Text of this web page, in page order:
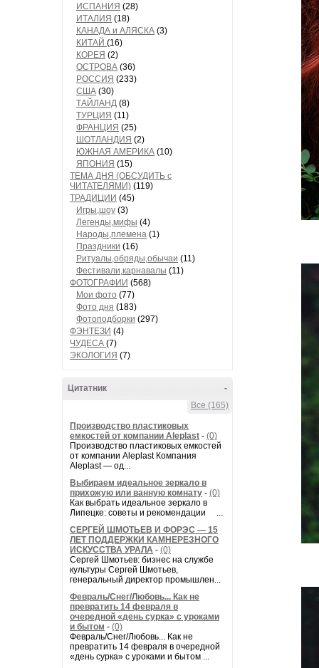
ИСПАНИЯ (28)
ИТАЛИЯ (18)
КАНАДА и АЛЯСКА (3)
КИТАЙ (16)
КОРЕЯ (2)
ОСТРОВА (36)
РОССИЯ (233)
США (30)
ТАЙЛАНД (8)
ТУРЦИЯ (11)
ФРАНЦИЯ (25)
ШОТЛАНДИЯ (2)
ЮЖНАЯ АМЕРИКА (10)
ЯПОНИЯ (15)
ТЕМА ДНЯ (ОБСУДИТЬ с
ЧИТАТЕЛЯМИ) (119)
ТРАДИЦИИ (45)
Игры,шоу (3)
Легенды,мифы (4)
Народы,племена (1)
Праздники (16)
Ритуалы,обряды,обычаи (11)
Фестивали,карнавалы (11)
ФОТОГРАФИИ (568)
Мои фото (77)
Фото дня (183)
Фотоподборки (297)
ФЭНТЕЗИ (4)
ЧУДЕСА (7)
ЭКОЛОГИЯ (7)
-
Цитатник
Все (165)
Производство пластиковых
емкостей от компании Aleplast - (0)
Производство пластиковых емкостей
от компании Aleplast Компания
Aleplast — од...
Выбираем идеальное зеркало в
прихожую или ванную комнату - (0)
Как выбрать идеальное зеркало в
Липецке: советы и рекомендации ...
СЕРГЕЙ ШМОТЬЕВ И ФОРЭС — 15
ЛЕТ ПОДДЕРЖКИ КАМНЕРЕЗНОГО
ИСКУССТВА УРАЛА - (0)
Сергей Шмотьев: бизнес на службе
культуры Сергей Шмотьев,
генеральный директор промышлен...
Февраль/Снег/Любовь... Как не
превратить 14 февраля в
очередной «день сурка» с уроками
и бытом - (0)
Февраль/Снег/Любовь... Как не
превратить 14 февраля в очередной
«день сурка» с уроками и бытом ...